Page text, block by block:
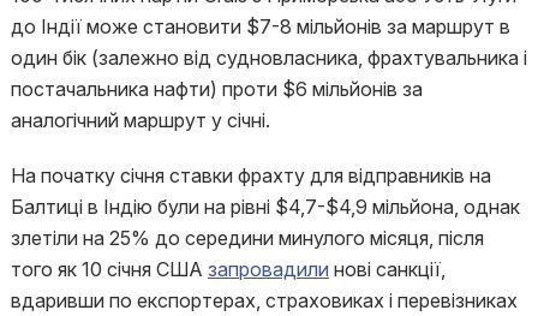
до Індії може становити $7-8 мільйонів за маршрут в
один бік (залежно від судновласника, фрахтувальника і
постачальника нафти) проти $6 мільйонів за
аналогічний маршрут у січні.
На початку січня ставки фрахту для відправників на
Балтиці в Індію були на рівні $4,7-$4,9 мільйона, однак
злетіли на 25% до середини минулого місяця, після
того як 10 січня США запровадили нові санкції,
вдаривши по експортерах, страховиках і перевізниках